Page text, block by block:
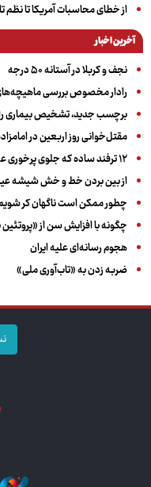
از خطای محاسبات آمریکا تا نظم
آخرین اخبار
نجف و کربلا در آستانه ۵۰ درجه
رادار مخصوص بررسی
برچسب جدید، تشخیص بیماری
مقتل‌خوانی روز اربعین در
۱۲ ترفند ساده که جلوی پرخوری عصبی و اضافه ‌وزن را می‌گیرد
از بین بردن خط و خش شیشه
چطور ممکن است ناگهان کر
چگونه با افزایش سن از
هجوم رسانه‌ای علیه ایران
ضربه زدن به «تاب‌آوری ملی»